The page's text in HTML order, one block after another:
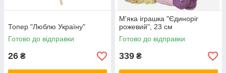
Топер "Люблю Україну"
Готово до відправки
26 ₴
М'яка іграшка "Єдиноріг
рожевий", 23 см
Готово до відправки
339 ₴